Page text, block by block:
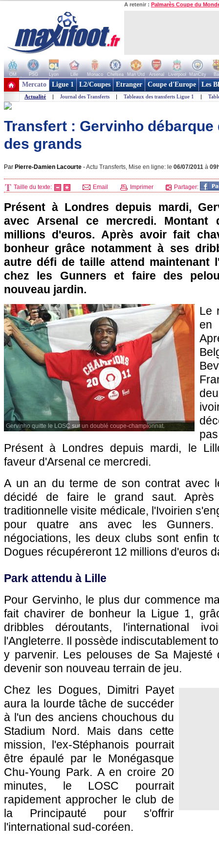
A retenir : Palmarès Coupe du
OM PSG Lyon Lille Monaco Chelsea Man Utd Arsenal Liverpool ManCity
+ de clubs
Mercato Ligue 1 L2/Coupes Etranger Coupe d'Europe Les
Actualité | Journal des Transferts | Tableaux des transferts Ligue 1 |
Transfert : Gervinho débarque
des grands
Par Pierre-Damien Lacourte -Actu Transferts, Mise en ligne: le 06/07/2011 à
Taille du texte: Email Imprimer Partager:
Présent à Londres depuis mardi,
avec Arsenal ce mercredi. Montant
millions d'euros. Après avoir fait
bonheur grâce notamment à ses
autre défi de taille attend maintenant
chez les Gunners et faire des
nouveau jardin.
Gervinho quitte le LOSC sur un doublé coupe-championnat.
Le
en
Présent à Londres depuis mardi, le
faveur d'Arsenal ce mercredi.
A un an du terme de son contrat avec
décidé de faire le grand saut.
traditionnelle visite médicale, l'Ivoirien
pour quatre ans avec les
négociations, les deux clubs sont enfin
Dogues récupéreront 12 millions d'euros
Park attendu à Lille
Pour Gervinho, le plus dur commence
fait chavirer de bonheur la Ligue 1,
dribbles déroutants, l'international
l'Angleterre. Il possède indiscutablement
y parvenir. Les pelouses de Sa Majesté
devenir son nouveau terrain de jeu.
Chez les Dogues, Dimitri Payet
aura la lourde tâche de succéder
à l'un des anciens chouchous du
Stadium Nord. Mais dans cette
mission, l'ex-Stéphanois pourrait
être épaulé par le Monégasque
Chu-Young Park. A en croire 20
minutes, le LOSC pourrait
rapidement approcher le club de
la Principauté pour s'offrir
l'international sud-coréen.